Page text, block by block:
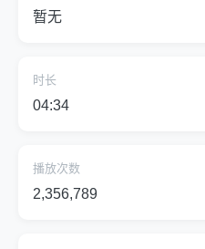
暂无
时长
04:34
播放次数
2,356,789